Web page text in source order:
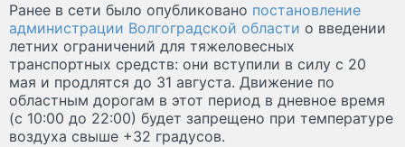
Ранее в сети было опубликовано постановление
администрации Волгоградской области о введении
летних ограничений для тяжеловесных
транспортных средств: они вступили в силу с 20
мая и продлятся до 31 августа. Движение по
областным дорогам в этот период в дневное время
(с 10:00 до 22:00) будет запрещено при температуре
воздуха свыше +32 градусов.